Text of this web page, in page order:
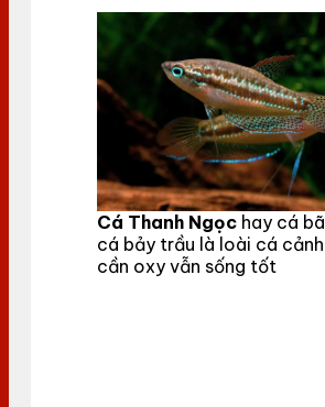
Cá Thanh Ngọc hay cá
cá bảy trầu là loài cá
cần oxy vẫn sống tốt